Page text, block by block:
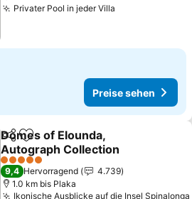
Privater Pool in jeder Villa
Preise sehen
TeilenZu Favoriten hinzufügen
Domes of Elounda,
Autograph Collection
Preise sehen
5 Sterne
9,4 Hervorragend
4.739
1.0 km bis Plaka
Ikonische Ausblicke auf die Insel Spinalonga